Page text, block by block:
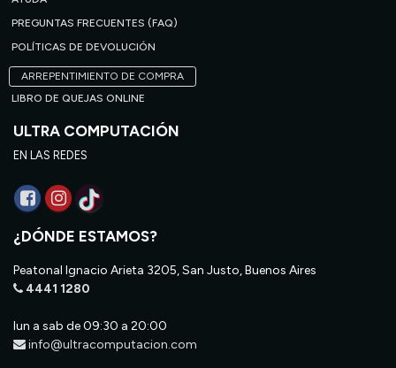
PREGUNTAS FRECUENTES (FAQ)
POLÍTICAS DE DEVOLUCIÓN
ARREPENTIMIENTO DE COMPRA
LIBRO DE QUEJAS ONLINE
ULTRA COMPUTACIÓN
EN LAS REDES
¿DÓNDE ESTAMOS?
Peatonal Ignacio Arieta 3205, San Justo, Buenos Aires
4441 1280
lun a sab de 09:30 a 20:00
info@ultracomputacion.com